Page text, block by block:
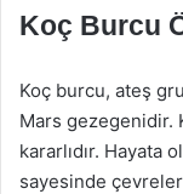
Koç Burcu
Koç burcu, ateş
Mars gezegenidir.
kararlıdır. Hayata
sayesinde